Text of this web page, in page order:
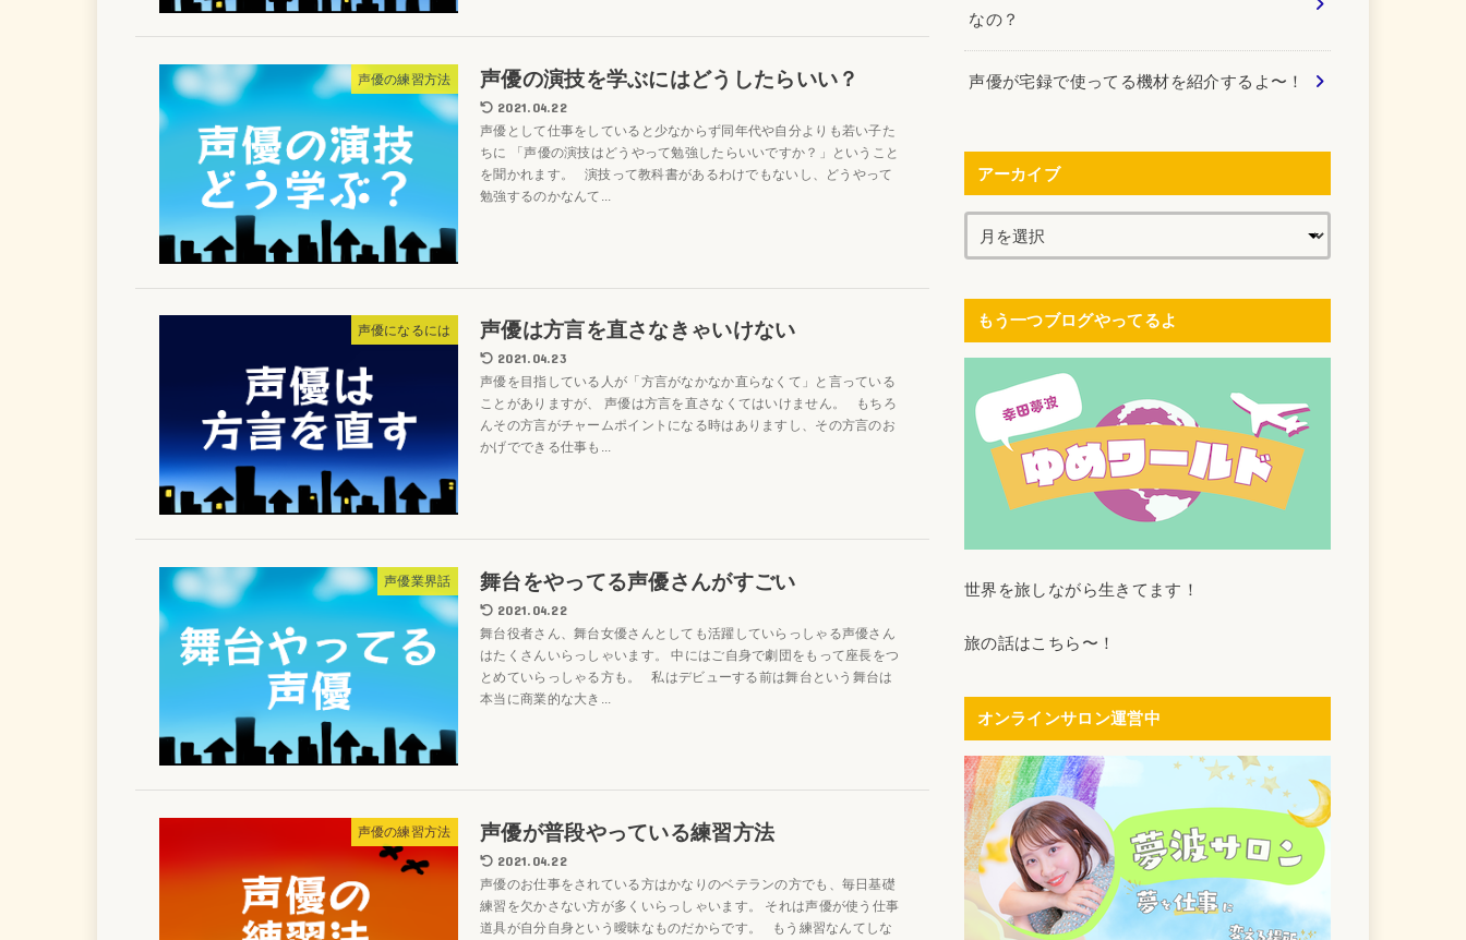
声優の練習方法 声優の演技を学ぶにはどうしたらいい？
2021.04.22
声優として仕事をしていると少なからず同年代や自分よりも若い子た
ちに 「声優の演技はどうやって勉強したらいいですか？」ということ
を聞かれます。 演技って教科書があるわけでもないし、どうやって
勉強するのかなんて...
声優になるには 声優は方言を直さなきゃいけない
2021.04.23
声優を目指している人が「方言がなかなか直らなくて」と言っている
ことがありますが、 声優は方言を直さなくてはいけません。 もちろ
んその方言がチャームポイントになる時はありますし、その方言のお
かげでできる仕事も...
声優業界話 舞台をやってる声優さんがすごい
2021.04.22
舞台役者さん、舞台女優さんとしても活躍していらっしゃる声優さん
はたくさんいらっしゃいます。 中にはご自身で劇団をもって座長をつ
とめていらっしゃる方も。 私はデビューする前は舞台という舞台は
本当に商業的な大き...
声優の練習方法 声優が普段やっている練習方法
2021.04.22
声優のお仕事をされている方はかなりのベテランの方でも、毎日基礎
練習を欠かさない方が多くいらっしゃいます。 それは声優が使う仕事
道具が自分自身という曖昧なものだからです。 もう練習なんてしな
なの？
声優が宅録で使ってる機材を紹介するよ〜！
アーカイブ
もう一つブログやってるよ
世界を旅しながら生きてます！
旅の話はこちら〜！
オンラインサロン運営中